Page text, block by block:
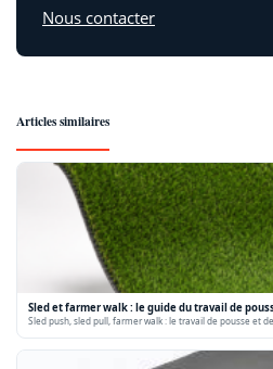
Nous contacter
Articles similaires
Sled et farmer walk : le guide du travail de
Sled push, sled pull, farmer walk : le travail de pousse et